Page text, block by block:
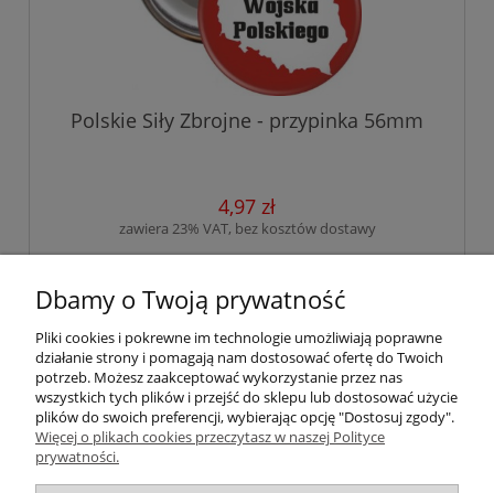
Polskie Siły Zbrojne - przypinka 56mm
4,97 zł
zawiera 23% VAT, bez kosztów dostawy
« 1 2 »
Pomoc
Dbamy o Twoją prywatność
Pliki cookies i pokrewne im technologie umożliwiają poprawne
działanie strony i pomagają nam dostosować ofertę do Twoich
potrzeb. Możesz zaakceptować wykorzystanie przez nas
wszystkich tych plików i przejść do sklepu lub dostosować użycie
plików do swoich preferencji, wybierając opcję "Dostosuj zgody".
Więcej o plikach cookies przeczytasz w naszej Polityce
prywatności.